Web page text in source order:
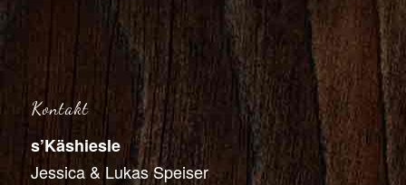
Kontakt
s’Käshiesle
Jessica & Lukas Speiser